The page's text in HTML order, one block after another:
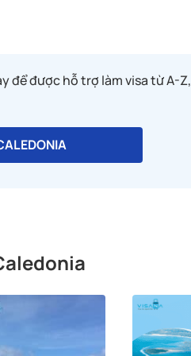
để được hỗ trợ làm visa từ A-Z,